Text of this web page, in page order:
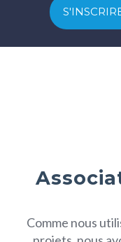
Comme nous